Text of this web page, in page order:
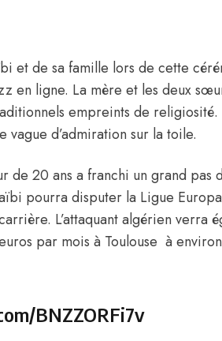
et de sa famille lors de cette
en ligne. La mère et les deux
empreints de religiosité.
vague d’admiration sur la toile.
20 ans a franchi un grand pas
pourra disputer la Ligue Europa
L’attaquant algérien verra
par mois à Toulouse à
BNZZORFi7v